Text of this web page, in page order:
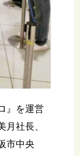
』を運営
月社長、
市中央